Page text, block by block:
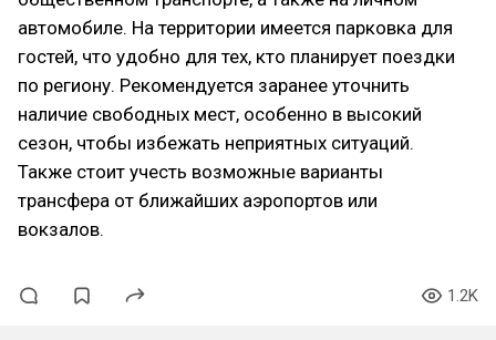
автомобиле. На территории имеется парковка для
гостей, что удобно для тех, кто планирует поездки
по региону. Рекомендуется заранее уточнить
наличие свободных мест, особенно в высокий
сезон, чтобы избежать неприятных ситуаций.
Также стоит учесть возможные варианты
трансфера от ближайших аэропортов или
вокзалов.
1.2K